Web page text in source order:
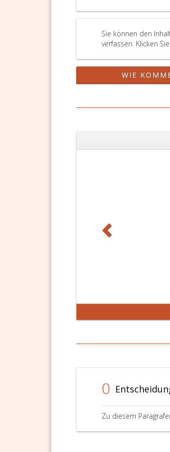
Sie können den
verfassen. Klicken
WIE
0
Zu diesem